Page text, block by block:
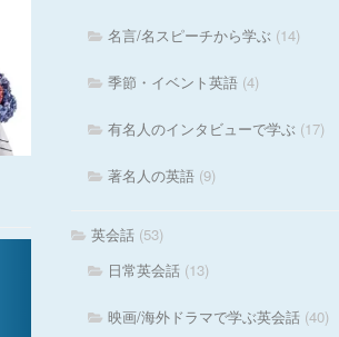
名言/名スピーチから学ぶ (14)
季節・イベント英語 (4)
有名人のインタビューで学ぶ (17)
著名人の英語 (9)
英会話 (53)
日常英会話 (13)
映画/海外ドラマで学ぶ英会話 (40)